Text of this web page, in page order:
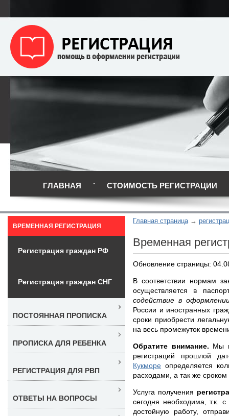
ГЛАВНАЯ СТОИМОСТЬ РЕГИСТРАЦИИ
Главная страница
Временная
Обновление страницы:
В соответствии нормам
осуществляется в
содействие в
России и иностранных
сроки приобрести
на весь промежуток
Обратите внимание. Мы
регистраций прошлой
Кукморе определяется
расходами, а так же сроком
Услуга получения
сегодня необходима, т.к.
достойную работу,
ВРЕМЕННАЯ РЕГИСТРАЦИЯ
Регистрация граждан РФ
Регистрация граждан СНГ
ПОСТОЯННАЯ ПРОПИСКА
ПРОПИСКА ДЛЯ РЕБЕНКА
РЕГИСТРАЦИЯ ДЛЯ РВП
ОТВЕТЫ НА ВОПРОСЫ